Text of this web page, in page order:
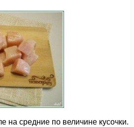
на средние по величине кусочки.